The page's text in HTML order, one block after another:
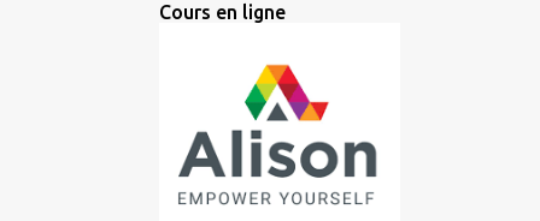
ARGENT
ARTIFICIELLE
ASIATIQUE ASIE ASIE CENTRALE
ASIE DE L'EST ASIE DU SUD
Cours en ligne